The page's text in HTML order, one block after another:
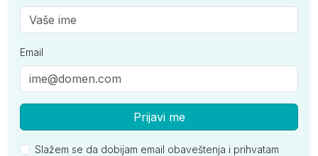
Email
Prijavi me
Slažem se da dobijam email obaveštenja i prihvatam